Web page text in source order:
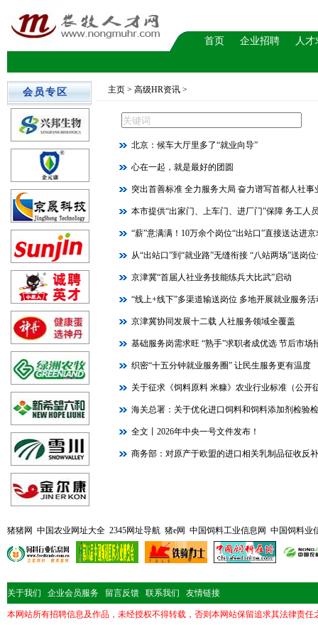
首页 企业招聘 人才
会员专区 主页 > 高级HR资讯 >
北京：候车大厅里多了“就业向导”
心在一起，就是最好的团圆
突出首善标准 全力服务大局 奋力谱写首都人社事
本市提供“出家门、上车门、进厂门”保障 务工人
“薪”意满满！10万余个岗位“出站口”直接送达进
从“出站口”到“就业路”无缝衔接 “八站两场”送岗
京津冀“首届人社业务技能练兵大比武”启动
“线上+线下”多渠道输送岗位 多地开展就业服务活
京津冀协同发展十二载 人社服务领域全覆盖
基础服务岗需求旺 “熟手”求职者成优选 节后市场
织密“十五分钟就业服务圈” 让民生服务更有温度
关于征求《饲料原料 米糠》农业行业标准（公开
海关总署：关于优化进口饲料和饲料添加剂检验
全文丨2026年中央一号文件发布！
商务部：对原产于欧盟的进口相关乳制品征收反
猪猪网 中国农业网址大全 2345网址导航 猪e网 中国饲料工业信息网 中国饲料业
关于我们 企业会员服务 留言反馈 联系我们 友情链接
本网站所有招聘信息及作品，未经授权不得转载，否则本网站保留追求其法律责任